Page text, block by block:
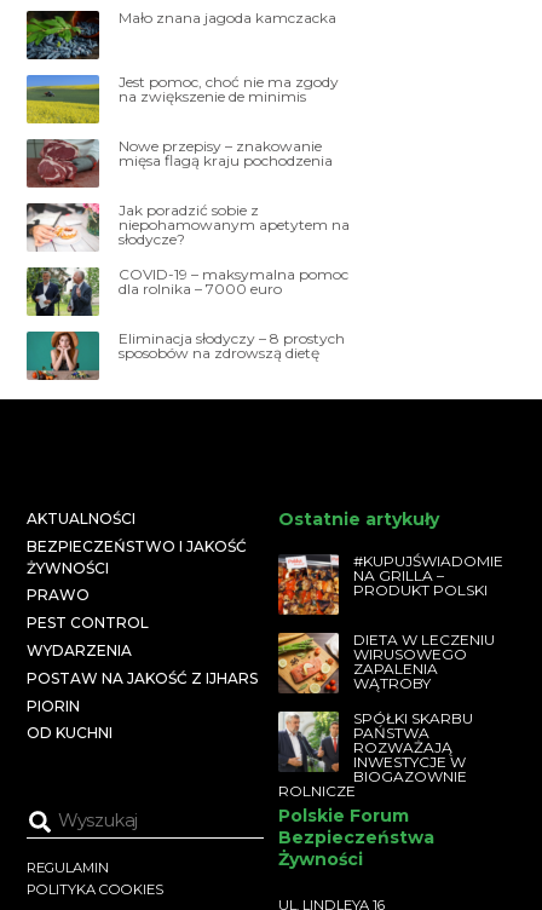
Mało znana jagoda kamczacka
Jest pomoc, choć nie ma zgody
na zwiększenie de minimis
Nowe przepisy – znakowanie
mięsa flagą kraju pochodzenia
Jak poradzić sobie z
niepohamowanym apetytem na
słodycze?
COVID-19 – maksymalna pomoc
dla rolnika – 7000 euro
Eliminacja słodyczy – 8 prostych
sposobów na zdrowszą dietę
AKTUALNOŚCI
BEZPIECZEŃSTWO I JAKOŚĆ
ŻYWNOŚCI
PRAWO
PEST CONTROL
WYDARZENIA
POSTAW NA JAKOŚĆ Z IJHARS
PIORIN
OD KUCHNI
Ostatnie artykuły
#KUPUJŚWIADOMIE
NA GRILLA –
PRODUKT POLSKI
DIETA W LECZENIU
WIRUSOWEGO
ZAPALENIA
WĄTROBY
SPÓŁKI SKARBU
PAŃSTWA
ROZWAŻAJĄ
INWESTYCJE W
BIOGAZOWNIE
ROLNICZE
REGULAMIN
POLITYKA COOKIES
Polskie Forum
Bezpieczeństwa
Żywności
UL. LINDLEYA 16